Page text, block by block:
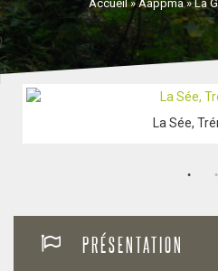
Accueil»Aappma»La
La Sée,
PRÉSENTATION